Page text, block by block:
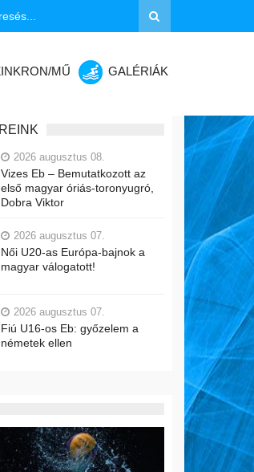
MŰ GALÉRIÁK
2026 augusztus 08.
Vizes Eb – Bemutatkozott az
első magyar óriás-toronyugró,
Dobra Viktor
2026 augusztus 07.
Női U20-as Európa-bajnok a
magyar válogatott!
2026 augusztus 07.
Fiú U16-os Eb: győzelem a
németek ellen